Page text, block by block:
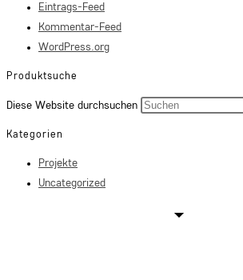
Eintrags-Feed
Kommentar-Feed
WordPress.org
Produktsuche
Diese Website durchsuchen
Kategorien
Projekte
Uncategorized